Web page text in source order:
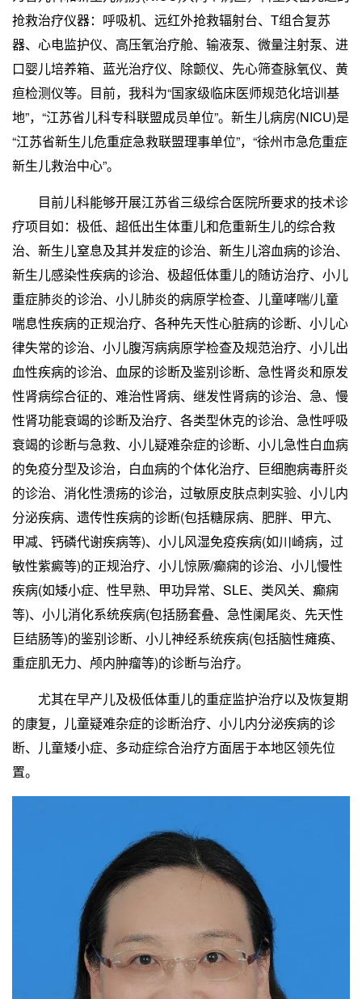
抢救治疗仪器：呼吸机、远红外抢救辐射台、T组合复苏
器、心电监护仪、高压氧治疗舱、输液泵、微量注射泵、进
口婴儿培养箱、蓝光治疗仪、除颤仪、先心筛查脉氧仪、黄
疸检测仪等。目前，我科为“国家级临床医师规范化培训基
地”，“江苏省儿科专科联盟成员单位”。新生儿病房(NICU)是
“江苏省新生儿危重症急救联盟理事单位”，“徐州市急危重症
新生儿救治中心”。
目前儿科能够开展江苏省三级综合医院所要求的技术诊
疗项目如：极低、超低出生体重儿和危重新生儿的综合救
治、新生儿窒息及其并发症的诊治、新生儿溶血病的诊治、
新生儿感染性疾病的诊治、极超低体重儿的随访治疗、小儿
重症肺炎的诊治、小儿肺炎的病原学检查、儿童哮喘/儿童
喘息性疾病的正规治疗、各种先天性心脏病的诊断、小儿心
律失常的诊治、小儿腹泻病病原学检查及规范治疗、小儿出
血性疾病的诊治、血尿的诊断及鉴别诊断、急性肾炎和原发
性肾病综合征的、难治性肾病、继发性肾病的诊治、急、慢
性肾功能衰竭的诊断及治疗、各类型休克的诊治、急性呼吸
衰竭的诊断与急救、小儿疑难杂症的诊断、小儿急性白血病
的免疫分型及诊治，白血病的个体化治疗、巨细胞病毒肝炎
的诊治、消化性溃疡的诊治，过敏原皮肤点刺实验、小儿内
分泌疾病、遗传性疾病的诊断(包括糖尿病、肥胖、甲亢、
甲减、钙磷代谢疾病等)、小儿风湿免疫疾病(如川崎病，过
敏性紫癜等)的正规治疗、小儿惊厥/癫痫的诊治、小儿慢性
疾病(如矮小症、性早熟、甲功异常、SLE、类风关、癫痫
等)、小儿消化系统疾病(包括肠套叠、急性阑尾炎、先天性
巨结肠等)的鉴别诊断、小儿神经系统疾病(包括脑性瘫痪、
重症肌无力、颅内肿瘤等)的诊断与治疗。
尤其在早产儿及极低体重儿的重症监护治疗以及恢复期
的康复，儿童疑难杂症的诊断治疗、小儿内分泌疾病的诊
断、儿童矮小症、多动症综合治疗方面居于本地区领先位
置。